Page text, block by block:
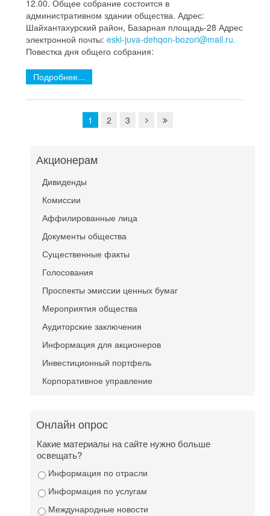
12.00. Общее собрание состоится в
административном здании общества. Адрес:
Шайхантахурский район, Базарная площадь-28 Адрес
электронной почты: eski-juva-dehqon-bozori@mail.ru.
Повестка дня общего собрания:
Подробнее...
1 2 3
Акционерам
Дивиденды
Комиссии
Аффилированные лица
Документы общества
Существенные факты
Голосования
Проспекты эмиссии ценных бумаг
Мероприятия общества
Аудиторские заключения
Информация для акционеров
Инвестиционный портфель
Корпоративное управление
Онлайн опрос
Какие материалы на сайте нужно больше
освещать?
Информация по отрасли
Информация по услугам
Международные новости